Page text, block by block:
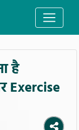
है
Exercise